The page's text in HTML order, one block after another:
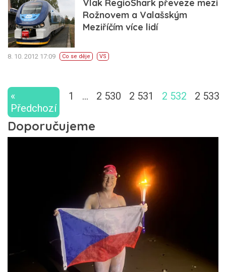
Vlak RegioShark převeze mezi
Rožnovem a Valašským
Meziříčím více lidí
8. 10. 2012 17:09 Co se děje VS
«
Předchozí
1 … 2 530 2 531 2 532 2 533